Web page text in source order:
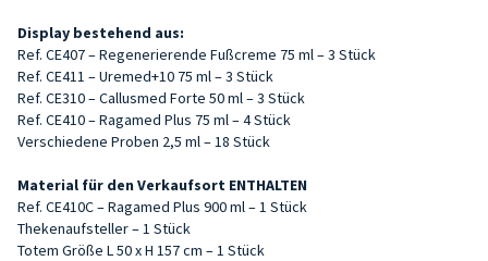
Display bestehend aus:
Ref. CE407 – Regenerierende Fußcreme 75 ml – 3 Stück
Ref. CE411 – Uremed+10 75 ml – 3 Stück
Ref. CE310 – Callusmed Forte 50 ml – 3 Stück
Ref. CE410 – Ragamed Plus 75 ml – 4 Stück
Verschiedene Proben 2,5 ml – 18 Stück
Material für den Verkaufsort ENTHALTEN
Ref. CE410C – Ragamed Plus 900 ml – 1 Stück
Thekenaufsteller – 1 Stück
Totem Größe L 50 x H 157 cm – 1 Stück